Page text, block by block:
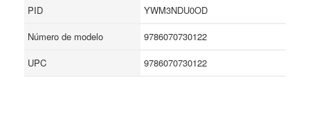
PID
YWM3NDU0OD
Número de modelo
9786070730122
UPC
9786070730122